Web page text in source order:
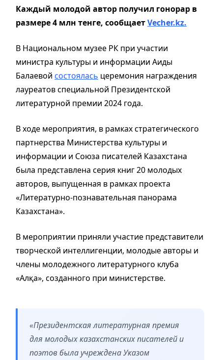
Каждый молодой автор получил гонорар в
размере 4 млн тенге, сообщаетVecher.kz.
В Национальном музее РК при участии
министра культуры и информации Аиды
Балаевой состоялась церемония награждения
лауреатов специальной Президентской
литературной премии 2024 года.
В ходе мероприятия, в рамках стратегического
партнерства Министерства культуры и
информации и Союза писателей Казахстана
была представлена серия книг 20 молодых
авторов, выпущенная в рамках проекта
«Литературно-познавательная панорама
Казахстана».
В мероприятии приняли участие представители
творческой интеллигенции, молодые авторы и
члены молодежного литературного клуба
«Алқа», созданного при министерстве.
«Президентская литературная премия
для молодых казахстанских писателей и
поэтов была учреждена Указом